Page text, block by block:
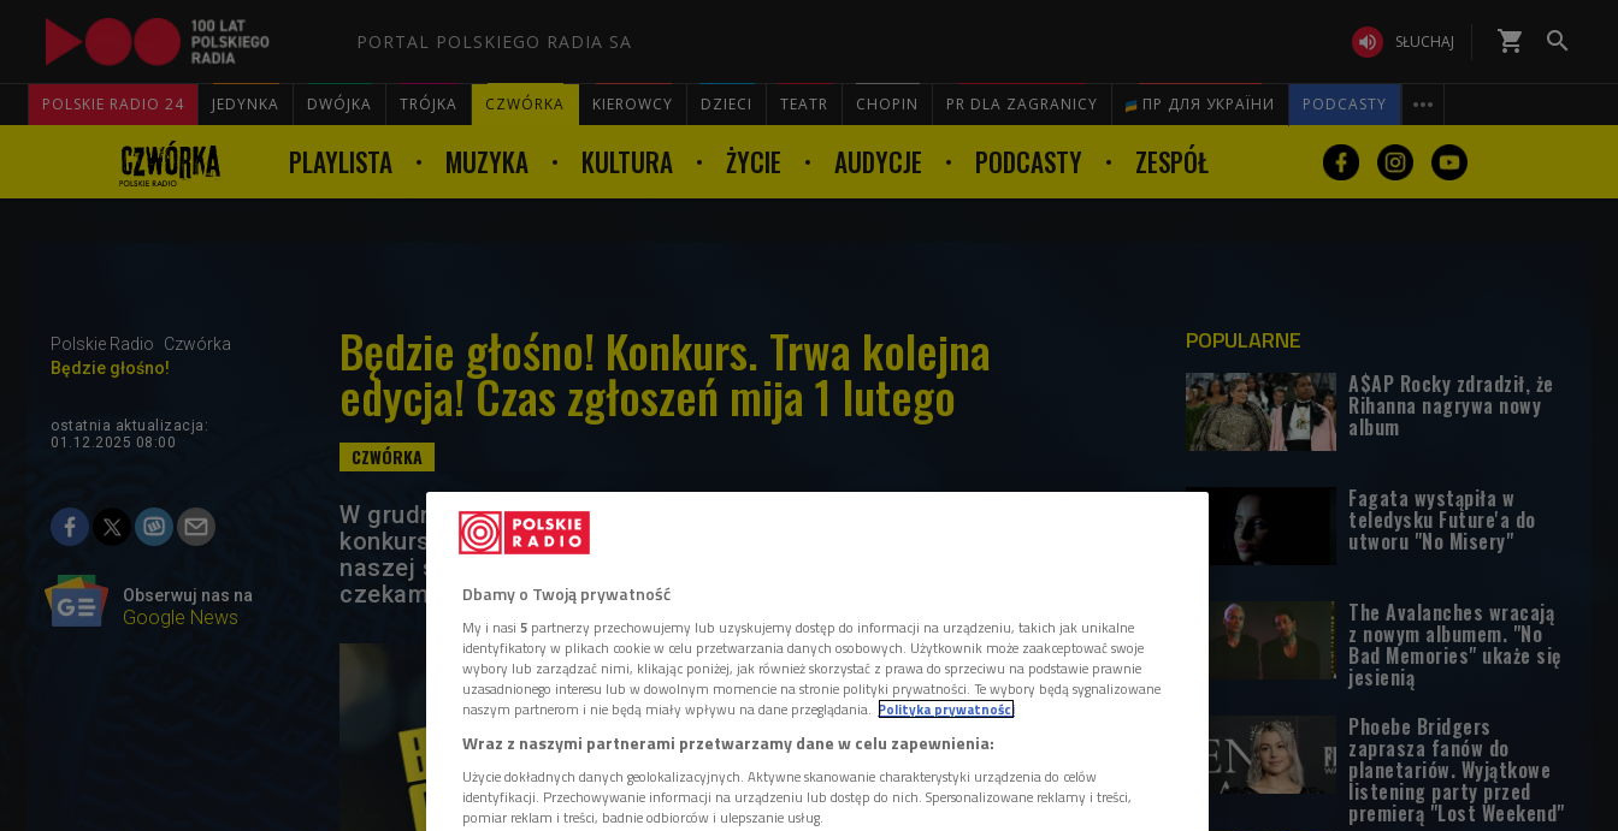
PORTAL POLSKIEGO RADIA SA  SŁUCHAJ shopping_cart 
POLSKIE RADIO 24 JEDYNKA DWÓJKA TRÓJKA CZWÓRKA KIEROWCY DZIECI TEATR CHOPIN PR DLA ZAGRANICY ПР ДЛЯ УКРАЇНИ PODCASTY 

PLAYLISTA MUZYKA KULTURA ŻYCIE AUDYCJE PODCASTY ZESPÓŁ
Polskie Radio
Czwórka
Będzie głośno!
Będzie głośno! Konkurs. Trwa kolejna
edycja! Czas zgłoszeń mija 1 lutego
ostatnia aktualizacja:
01.12.2025 08:00
Obserwuj nas na
Google News
W grudniu wystartowała kolejna odsłona Czwórkowego
konkursu "Będzie głośno!". Formularz zgłoszeniowy czeka na
naszej stronie na debiutujących artystów. Na zgłoszenia
czekamy tylko do 1 lutego 2026 roku.
POPULARNE
A$AP Rocky zdradził, że
Rihanna nagrywa nowy
album
Fagata wystąpiła w
teledysku Future'a do
utworu "No Misery"
The Avalanches wracają
z nowym albumem. "No
Bad Memories" ukaże się
jesienią
Phoebe Bridgers
zaprasza fanów do
planetariów. Wyjątkowe
listening party przed
premierą "Lost Weekend"
Dbamy o Twoją prywatność
My i nasi 5 partnerzy przechowujemy lub uzyskujemy dostęp do informacji na urządzeniu, takich jak unikalne
identyfikatory w plikach cookie w celu przetwarzania danych osobowych. Użytkownik może zaakceptować swoje
wybory lub zarządzać nimi, klikając poniżej, jak również skorzystać z prawa do sprzeciwu na podstawie prawnie
uzasadnionego interesu lub w dowolnym momencie na stronie polityki prywatności. Te wybory będą sygnalizowane
naszym partnerom i nie będą miały wpływu na dane przeglądania. Polityka prywatności
Wraz z naszymi partnerami przetwarzamy dane w celu zapewnienia:
Użycie dokładnych danych geolokalizacyjnych. Aktywne skanowanie charakterystyki urządzenia do celów
identyfikacji. Przechowywanie informacji na urządzeniu lub dostęp do nich. Spersonalizowane reklamy i treści,
pomiar reklam i treści, badnie odbiorców i ulepszanie usług.